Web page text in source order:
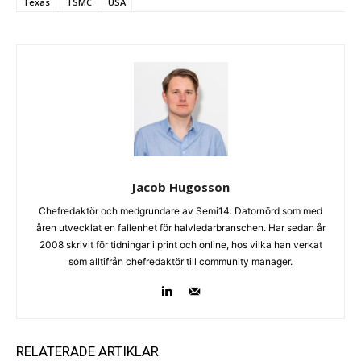
Jacob Hugosson
Chefredaktör och medgrundare av Semi14. Datornörd som med
åren utvecklat en fallenhet för halvledarbranschen. Har sedan år
2008 skrivit för tidningar i print och online, hos vilka han verkat
som alltifrån chefredaktör till community manager.
RELATERADE ARTIKLAR